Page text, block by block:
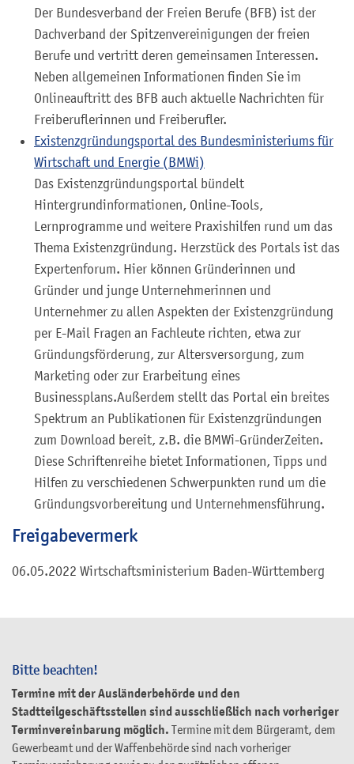
Bitte beachten!
Termine mit der Ausländerbehörde und den
Stadtteilgeschäftsstellen sind ausschließlich nach vorheriger
Terminvereinbarung möglich. Termine mit dem Bürgeramt, dem
Gewerbeamt und der Waffenbehörde sind nach vorheriger
Der Bundesverband der Freien Berufe (BFB) ist der
Dachverband der Spitzenvereinigungen der freien
Berufe und vertritt deren gemeinsamen Interessen.
Neben allgemeinen Informationen finden Sie im
Onlineauftritt des BFB auch aktuelle Nachrichten für
Freiberuflerinnen und Freiberufler.
Existenzgründungsportal des Bundesministeriums für
Wirtschaft und Energie (BMWi)
Das Existenzgründungsportal bündelt
Hintergrundinformationen, Online-Tools,
Lernprogramme und weitere Praxishilfen rund um das
Thema Existenzgründung. Herzstück des Portals ist das
Expertenforum. Hier können Gründerinnen und
Gründer und junge Unternehmerinnen und
Unternehmer zu allen Aspekten der Existenzgründung
per E-Mail Fragen an Fachleute richten, etwa zur
Gründungsförderung, zur Altersversorgung, zum
Marketing oder zur Erarbeitung eines
Businessplans.Außerdem stellt das Portal ein breites
Spektrum an Publikationen für Existenzgründungen
zum Download bereit, z.B. die BMWi-GründerZeiten.
Diese Schriftenreihe bietet Informationen, Tipps und
Hilfen zu verschiedenen Schwerpunkten rund um die
Gründungsvorbereitung und Unternehmensführung.
Freigabevermerk
06.05.2022 Wirtschaftsministerium Baden-Württemberg